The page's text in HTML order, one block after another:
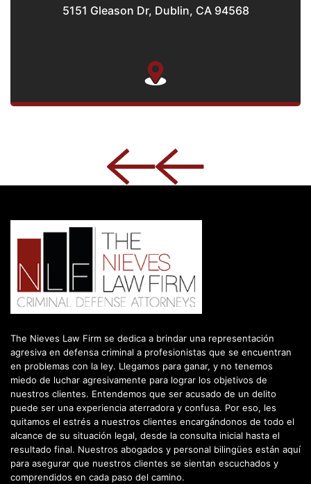
5151 Gleason Dr, Dublin, CA 94568
The Nieves Law Firm se dedica a brindar una representación
agresiva en defensa criminal a profesionistas que se encuentran
en problemas con la ley. Llegamos para ganar, y no tenemos
miedo de luchar agresivamente para lograr los objetivos de
nuestros clientes. Entendemos que ser acusado de un delito
puede ser una experiencia aterradora y confusa. Por eso, les
quitamos el estrés a nuestros clientes encargándonos de todo el
alcance de su situación legal, desde la consulta inicial hasta el
resultado final. Nuestros abogados y personal bilingües están aquí
para asegurar que nuestros clientes se sientan escuchados y
comprendidos en cada paso del camino.